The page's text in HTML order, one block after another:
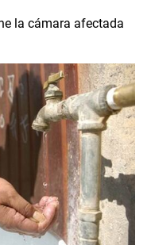
la cámara afectada